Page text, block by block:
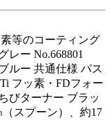
等のコーティング
レー No.668801
ルー 共通仕様 パス
フッ素・FDフォー
びターナー ブラッ
スプーン）、約17